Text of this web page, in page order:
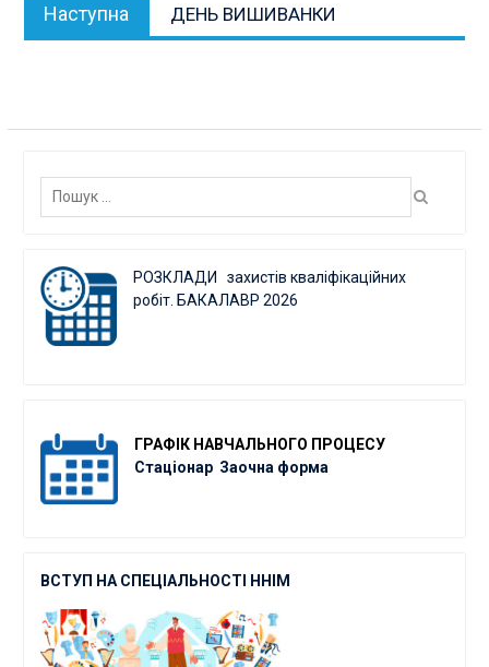
Наступна
публікація:
ДЕНЬ ВИШИВАНКИ
Пошук:
РОЗКЛАДИ захистів кваліфікаційних
робіт. БАКАЛАВР 2026
ГРАФІК НАВЧАЛЬНОГО ПРОЦЕСУ
Стаціонар Заочна форма
ВСТУП НА СПЕЦІАЛЬНОСТІ ННІМ